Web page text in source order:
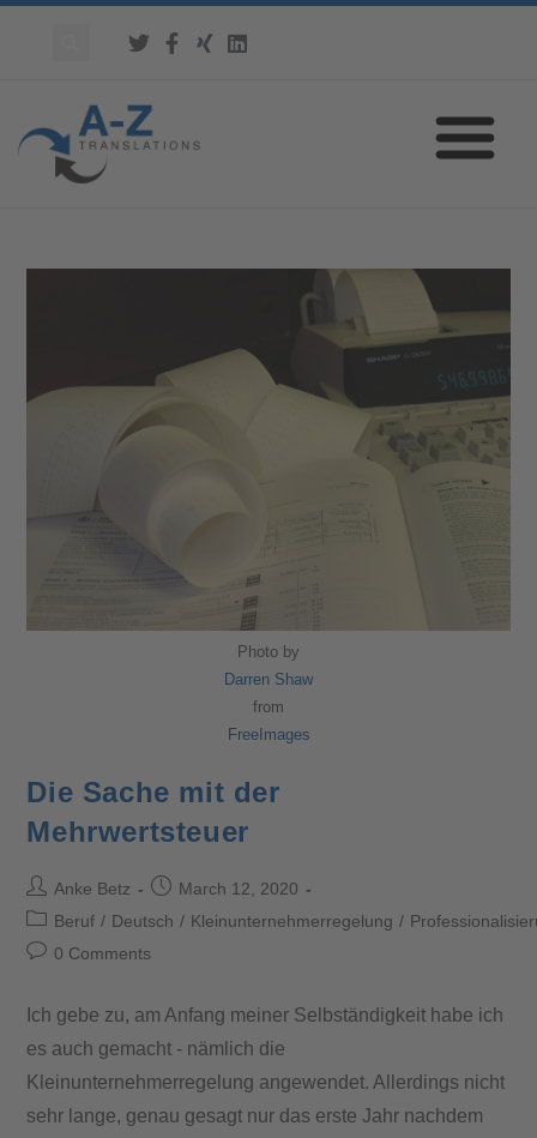
Photo by
Darren Shaw
from
FreeImages
Die Sache mit der
Mehrwertsteuer
Anke Betz
March 12, 2020
Beruf / Deutsch / Kleinunternehmerregelung /
0 Comments
Ich gebe zu, am Anfang meiner Selbständigkeit habe ich
es auch gemacht - nämlich die
Kleinunternehmerregelung angewendet. Allerdings nicht
sehr lange, genau gesagt nur das erste Jahr nachdem